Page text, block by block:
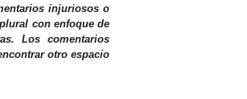
injuriosos o
con enfoque de
Los comentarios
otro espacio